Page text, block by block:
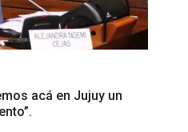
acá en Jujuy un